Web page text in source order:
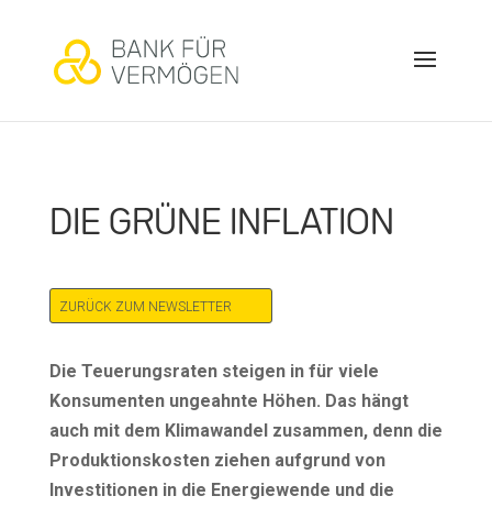
DIE GRÜNE INFLATION
ZURÜCK ZUM NEWSLETTER
Die Teuerungsraten steigen in für viele
Konsumenten ungeahnte Höhen. Das hängt
auch mit dem Klimawandel zusammen, denn die
Produktionskosten ziehen aufgrund von
Investitionen in die Energiewende und die